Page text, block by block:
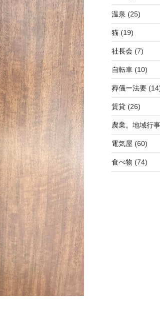
温泉 (25)
猫(19)
社長会(7)
自転車(10)
葬儀ー法要
賃貸(26)
農業。地域行事
電気屋 (60)
食べ物 (74)